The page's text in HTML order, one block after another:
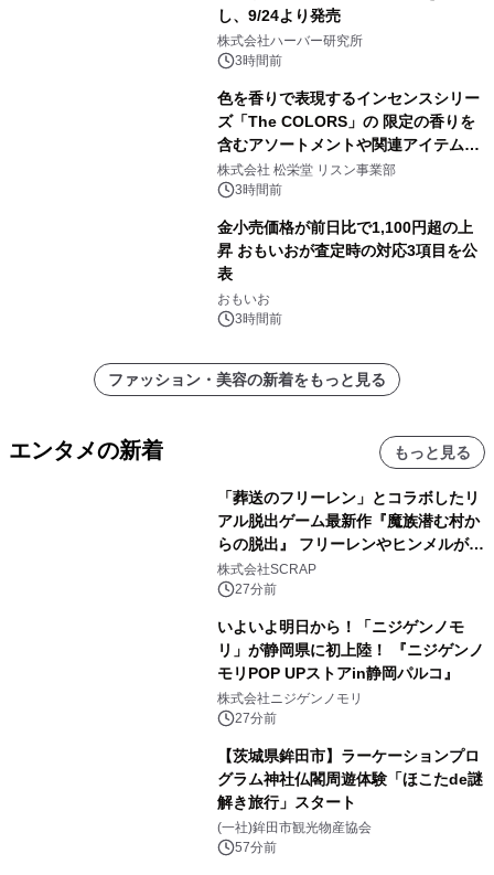
し、9/24より発売
株式会社ハーバー研究所
3時間前
色を香りで表現するインセンスシリー
ズ「The COLORS」の 限定の香りを
含むアソートメントや関連アイテムを
8月6日発売
株式会社 松栄堂 リスン事業部
3時間前
金小売価格が前日比で1,100円超の上
昇 おもいおが査定時の対応3項目を公
表
おもいお
3時間前
ファッション・美容の新着をもっと見る
エンタメの新着 もっと見る
「葬送のフリーレン」とコラボしたリ
アル脱出ゲーム最新作『魔族潜む村か
らの脱出』 フリーレンやヒンメルが武
器を手に魔族を見据える描き下ろしメ
インビジュアル公開
株式会社SCRAP
27分前
いよいよ明日から！「ニジゲンノモ
リ」が静岡県に初上陸！ 『ニジゲンノ
モリPOP UPストアin静岡パルコ』
株式会社ニジゲンノモリ
27分前
【茨城県鉾田市】ラーケーションプロ
グラム神社仏閣周遊体験「ほこたde謎
解き旅行」スタート
(一社)鉾田市観光物産協会
57分前